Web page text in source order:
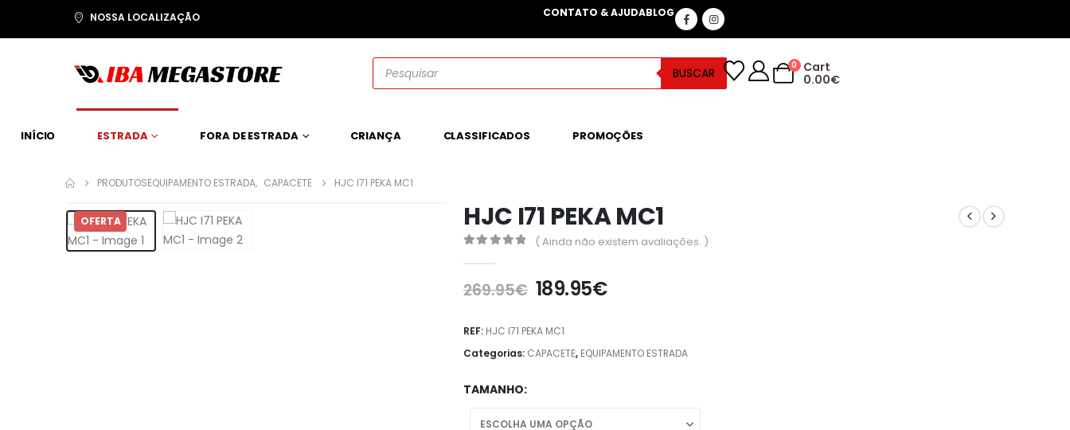
NOSSA LOCALIZAÇÃO CONTATO & AJUDABLOG
BUSCAR
0
Cart
0.00€
INÍCIO ESTRADA FORA DE ESTRADA CRIANÇA CLASSIFICADOS PROMOÇÕES
PRODUTOSEQUIPAMENTO ESTRADA, CAPACETE HJC I71 PEKA MC1
OFERTA HJC I71 PEKA MC1
( Ainda não existem avaliações. )
269.95€ 189.95€
REF: HJC I71 PEKA MC1
Categorias: CAPACETE, EQUIPAMENTO ESTRADA
TAMANHO